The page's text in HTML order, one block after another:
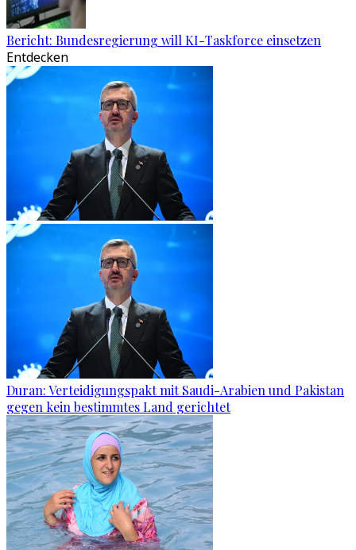
Bericht: Bundesregierung will KI-Taskforce einsetzen
Entdecken
Duran: Verteidigungspakt mit Saudi-Arabien und Pakistan
gegen kein bestimmtes Land gerichtet